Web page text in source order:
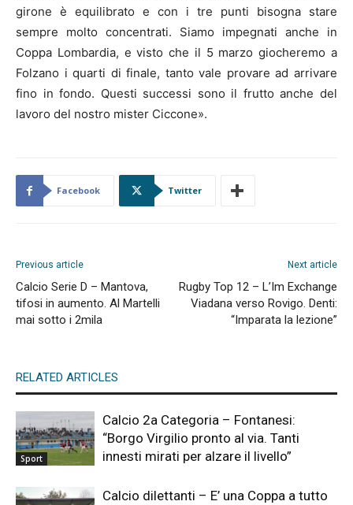
girone è equilibrato e con i tre punti bisogna stare
sempre molto concentrati. Siamo impegnati anche in
Coppa Lombardia, e visto che il 5 marzo giocheremo a
Folzano i quarti di finale, tanto vale provare ad arrivare
fino in fondo. Questi successi sono il frutto anche del
lavoro del nostro mister Ciccone».
Facebook Twitter
Previous article
Calcio Serie D – Mantova,
tifosi in aumento. Al Martelli
mai sotto i 2mila
Next article
Rugby Top 12 – L’Im Exchange
Viadana verso Rovigo. Denti:
“Imparata la lezione”
RELATED ARTICLES
Sport
Calcio 2a Categoria – Fontanesi:
“Borgo Virgilio pronto al via. Tanti
innesti mirati per alzare il livello”
Calcio dilettanti – E’ una Coppa a tutto